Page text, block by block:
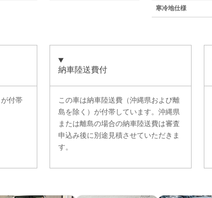
寒冷地仕様
が付帯
納車陸送費付
この車は納車陸送費（沖縄県および離
島を除く）が付帯しています。沖縄県
または離島の場合の納車陸送費は審査
申込み後に別途見積させていただきま
す。